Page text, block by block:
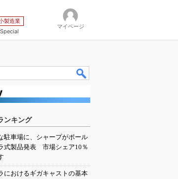
製造業
Special
マイページ
ンキング
駐車場に、シャープがポール
式製品発表 市場シェア10％
におけるギガキャストの基本